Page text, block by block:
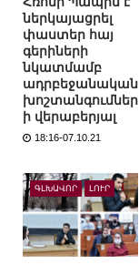
ներկայացրել
փաստեր հայ
գերիների
նկատմամբ
ադրբեջանական
խոշտանգումներ
ի վերաբերյալ
18:16-07.10.21
ԳԼԽԱՎՈՐ ԼՈՒՐ